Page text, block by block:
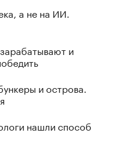
а не на ИИ.
и
и острова.
нашли способ